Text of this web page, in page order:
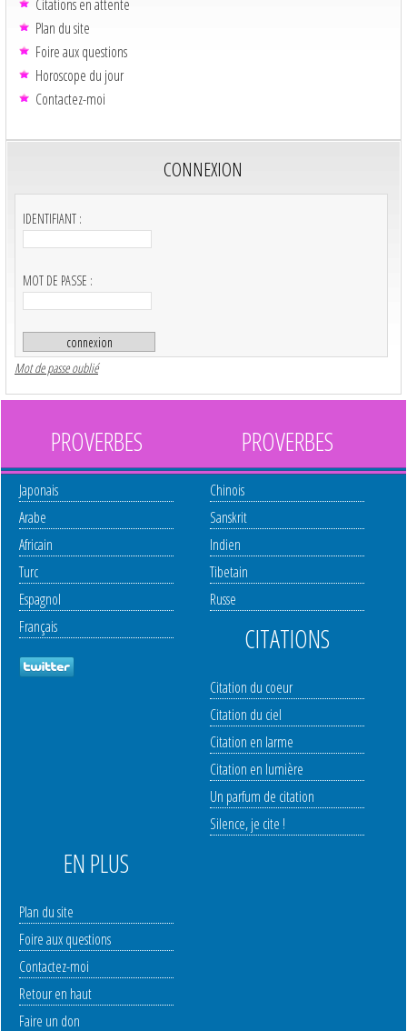
Citations en attente
Plan du site
Foire aux questions
Horoscope du jour
Contactez-moi
CONNEXION
IDENTIFIANT :
MOT DE PASSE :
Mot de passe oublié
PROVERBES
Japonais
Arabe
Africain
Turc
Espagnol
Français
PROVERBES
Chinois
Sanskrit
Indien
Tibetain
Russe
CITATIONS
Citation du coeur
Citation du ciel
Citation en larme
Citation en lumière
Un parfum de citation
Silence, je cite !
EN PLUS
Plan du site
Foire aux questions
Contactez-moi
Retour en haut
Faire un don